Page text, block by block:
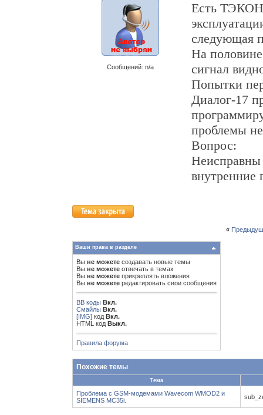
Сообщений: n/a
Есть
следующая
На
сигнал
Попытки
Диалог-17
проблемы
Вопрос:
внутренние
«
Ваши права в разделе
Вы не можете создавать новые темы
Вы не можете отвечать в темах
Вы не можете прикреплять вложения
Вы не можете редактировать свои сообщения
BB коды Вкл.
Смайлы Вкл.
[IMG] код Вкл.
HTML код Выкл.
Правила форума
Похожие темы
Тема
Проблема с GSM-модемами Wavecom WMOD2 и
SIEMENS MC35i.